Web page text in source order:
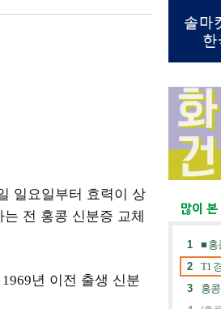
일요일부터 효력이 상
전 홍콩 신분증 교체
1969년 이전 출생 신분
많이 본
1
■ 홍
2
3